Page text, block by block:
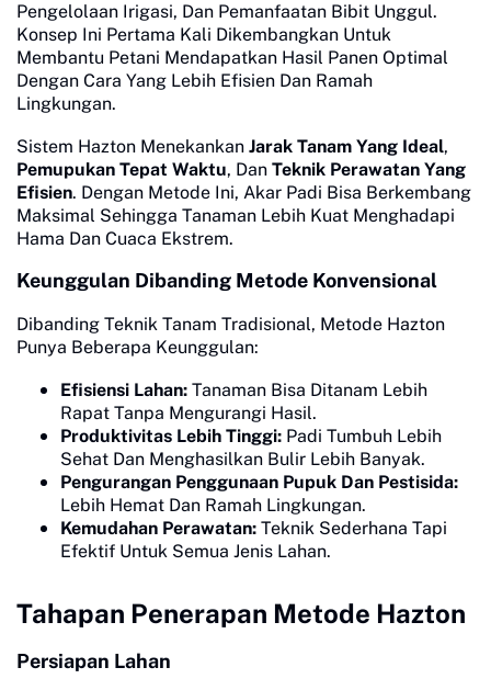
Pengelolaan Irigasi, Dan Pemanfaatan Bibit Unggul.
Konsep Ini Pertama Kali Dikembangkan Untuk
Membantu Petani Mendapatkan Hasil Panen Optimal
Dengan Cara Yang Lebih Efisien Dan Ramah
Lingkungan.
Sistem Hazton Menekankan Jarak Tanam Yang Ideal,
Pemupukan Tepat Waktu, Dan Teknik Perawatan Yang
Efisien. Dengan Metode Ini, Akar Padi Bisa Berkembang
Maksimal Sehingga Tanaman Lebih Kuat Menghadapi
Hama Dan Cuaca Ekstrem.
Keunggulan Dibanding Metode Konvensional
Dibanding Teknik Tanam Tradisional, Metode Hazton
Punya Beberapa Keunggulan:
Efisiensi Lahan: Tanaman Bisa Ditanam Lebih
Rapat Tanpa Mengurangi Hasil.
Produktivitas Lebih Tinggi: Padi Tumbuh Lebih
Sehat Dan Menghasilkan Bulir Lebih Banyak.
Pengurangan Penggunaan Pupuk Dan Pestisida:
Lebih Hemat Dan Ramah Lingkungan.
Kemudahan Perawatan: Teknik Sederhana Tapi
Efektif Untuk Semua Jenis Lahan.
Tahapan Penerapan Metode Hazton
Persiapan Lahan